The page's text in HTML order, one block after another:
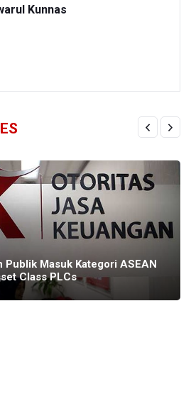
Kunnas
Publik Masuk Kategori ASEAN
Class PLCs